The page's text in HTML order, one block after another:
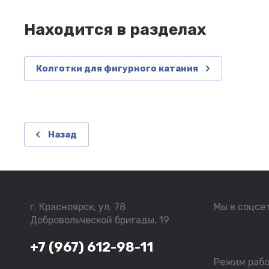
Находится в разделах
Колготки для фигурного катания
Назад
г. Красноярск, ул. 78
Добровольческой бригады, 19
+7 (967) 612-98-11
Мы в
Режим